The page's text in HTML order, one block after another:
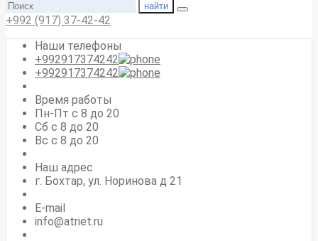
найти
+992 (917) 37-42-42
Наши телефоны
+992917374242
+992917374242
Время работы
Пн-Пт с 8 до 20
Сб с 8 до 20
Вс c 8 до 20
Наш адрес
г. Бохтар, ул. Норинова д 21
E-mail
info@atriet.ru